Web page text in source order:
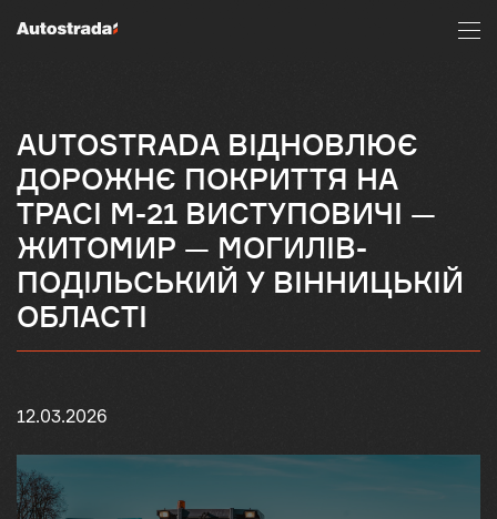
AUTOSTRADA ВІДНОВЛЮЄ
ДОРОЖНЄ ПОКРИТТЯ НА
ТРАСІ М-21 ВИСТУПОВИЧІ —
ЖИТОМИР — МОГИЛІВ-
ПОДІЛЬСЬКИЙ У ВІННИЦЬКІЙ
ОБЛАСТІ
12.03.2026